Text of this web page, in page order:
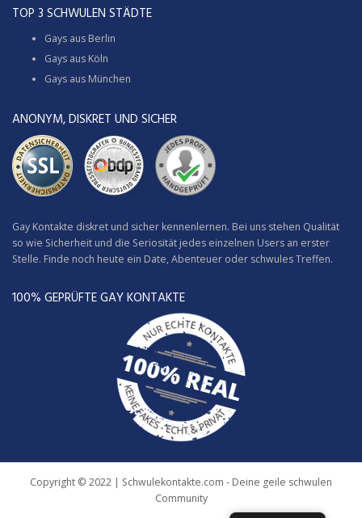
TOP 3 SCHWULEN STÄDTE
Gays aus Berlin
Gays aus Köln
Gays aus München
ANONYM, DISKRET UND SICHER
Gay Kontakte diskret und sicher kennenlernen. Bei uns stehen Qualität
so wie Sicherheit und die Seriosität jedes einzelnen Users an erster
Stelle. Finde noch heute ein Date, Abenteuer oder schwules Treffen.
100% GEPRÜFTE GAY KONTAKTE
Copyright © 2022 | Schwulekontakte.com - Deine geile schwulen
Community